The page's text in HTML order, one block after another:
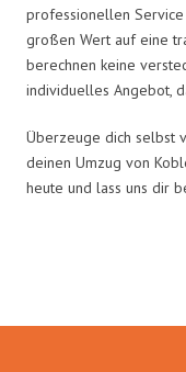
professionellen
großen Wert auf eine
berechnen keine
individuelles Angebot,
Überzeuge dich selbst
deinen Umzug von
heute und lass uns dir